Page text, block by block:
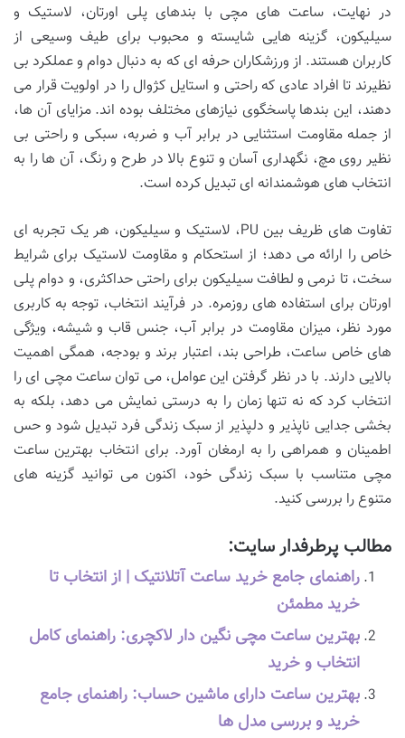
در نهایت، ساعت های مچی با بندهای پلی اورتان، لاستیک و
سیلیکون، گزینه هایی شایسته و محبوب برای طیف وسیعی از
کاربران هستند. از ورزشکاران حرفه ای که به دنبال دوام و عملکرد بی
نظیرند تا افراد عادی که راحتی و استایل کژوال را در اولویت قرار می
دهند، این بندها پاسخگوی نیازهای مختلف بوده اند. مزایای آن ها،
از جمله مقاومت استثنایی در برابر آب و ضربه، سبکی و راحتی بی
نظیر روی مچ، نگهداری آسان و تنوع بالا در طرح و رنگ، آن ها را به
انتخاب های هوشمندانه ای تبدیل کرده است.
تفاوت های ظریف بین PU، لاستیک و سیلیکون، هر یک تجربه ای
خاص را ارائه می دهد؛ از استحکام و مقاومت لاستیک برای شرایط
سخت، تا نرمی و لطافت سیلیکون برای راحتی حداکثری، و دوام پلی
اورتان برای استفاده های روزمره. در فرآیند انتخاب، توجه به کاربری
مورد نظر، میزان مقاومت در برابر آب، جنس قاب و شیشه، ویژگی
های خاص ساعت، طراحی بند، اعتبار برند و بودجه، همگی اهمیت
بالایی دارند. با در نظر گرفتن این عوامل، می توان ساعت مچی ای را
انتخاب کرد که نه تنها زمان را به درستی نمایش می دهد، بلکه به
بخشی جدایی ناپذیر و دلپذیر از سبک زندگی فرد تبدیل شود و حس
اطمینان و همراهی را به ارمغان آورد. برای انتخاب بهترین ساعت
مچی متناسب با سبک زندگی خود، اکنون می توانید گزینه های
متنوع را بررسی کنید.
مطالب پرطرفدار سایت:
راهنمای جامع خرید ساعت آتلانتیک | از انتخاب تا
خرید مطمئن
بهترین ساعت مچی نگین دار لاکچری: راهنمای کامل
انتخاب و خرید
بهترین ساعت دارای ماشین حساب: راهنمای جامع
خرید و بررسی مدل ها